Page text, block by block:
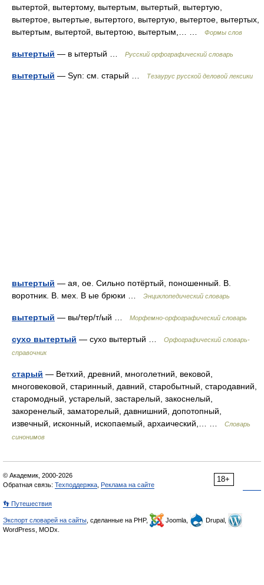
вытертой, вытертому, вытертым, вытертый, вытертую,
вытертое, вытертые, вытертого, вытертую, вытертое, вытертых,
вытертым, вытертой, вытертою, вытертым,… …
Формы слов
вытертый — в ытертый … Русский орфографический словарь
вытертый — Syn: см. старый … Тезаурус русской деловой лексики
вытертый — ая, ое. Сильно потёртый, поношенный. В.
воротник. В. мех. В ые брюки …
Энциклопедический словарь
вытертый — вы/тер/т/ый … Морфемно-орфографический словарь
сухо вытертый — сухо вытертый …
Орфографический словарь-
справочник
старый — Ветхий, древний, многолетний, вековой,
многовековой, старинный, давний, старобытный, стародавний,
старомодный, устарелый, застарелый, закоснелый,
закоренелый, заматорелый, давнишний, допотопный,
извечный, исконный, ископаемый, архаический,… …
Словарь
синонимов
18+
© Академик, 2000-2026
Обратная связь: Техподдержка Реклама на сайте
👣 Путешествия
Экспорт словарей на сайты , сделанные на PHP, Joomla,
Drupal,
WordPress, MODx.